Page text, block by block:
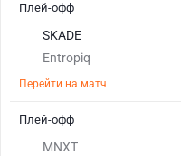
SKADE
Entropiq
Перейти на матч
Плей-офф
MNXT
Плей-офф